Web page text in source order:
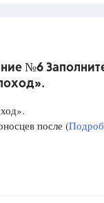
№6
после (